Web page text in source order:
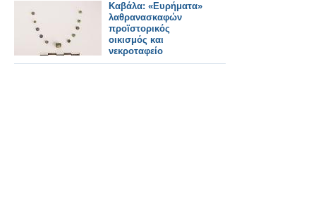
Καβάλα: «Ευρήματα»
λαθρανασκαφών
προϊστορικός
οικισμός και
νεκροταφείο